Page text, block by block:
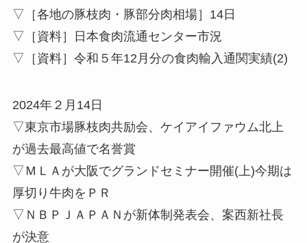
▽［各地の豚枝肉・豚部分肉相場］14日
▽［資料］日本食肉流通センター市況
▽［資料］令和５年12月分の食肉輸入通関実績(2)
2024年２月14日
▽東京市場豚枝肉共励会、ケイアイファウム北上
が過去最高値で名誉賞
▽ＭＬＡが大阪でグランドセミナー開催(上)今期は
厚切り牛肉をＰＲ
▽ＮＢＰＪＡＰＡＮが新体制発表会、案西新社長
が決意